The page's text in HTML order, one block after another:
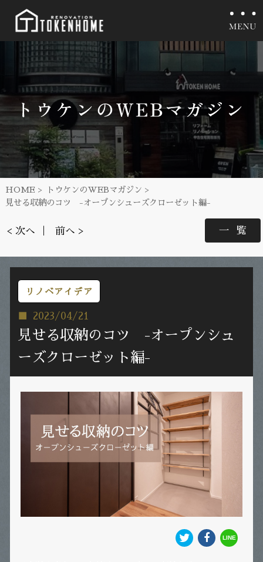
HOME
トウケンのWEBマガジン
見せる収納のコツ -オープンシューズクローゼット編-
一覧
< 次へ 前へ >
リノベアイデア
2023/04/21
見せる収納のコツ -オープンシュ
ーズクローゼット編-